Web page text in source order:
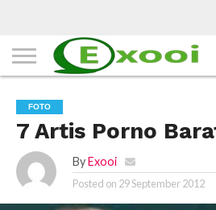
FOTO
7 Artis Porno
By Exooi
Posted on 29 September 2012